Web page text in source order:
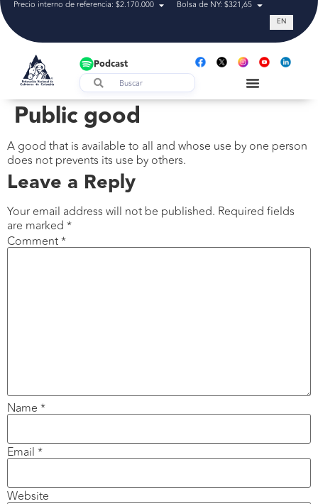
Precio interno de referencia: $2.170.000 Bolsa de NY: $321,65 Tasa de
EN
Podcast
Public good
A good that is available to all and whose use by one person
does not prevents its use by others.
Leave a Reply
Your email address will not be published. Required fields
are marked *
Comment*
Name *
Email *
Website